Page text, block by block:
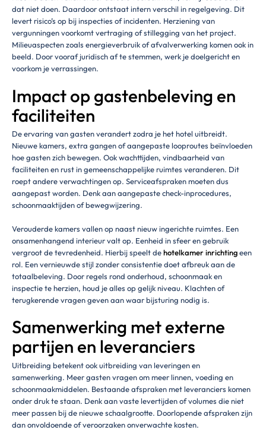
dat niet doen. Daardoor ontstaat intern verschil in regelgeving. Dit
levert risico’s op bij inspecties of incidenten. Herziening van
vergunningen voorkomt vertraging of stillegging van het project.
Milieuaspecten zoals energieverbruik of afvalverwerking komen ook in
beeld. Door vooraf juridisch af te stemmen, werk je doelgericht en
voorkom je verrassingen.
Impact op gastenbeleving en
faciliteiten
De ervaring van gasten verandert zodra je het hotel uitbreidt.
Nieuwe kamers, extra gangen of aangepaste looproutes beïnvloeden
hoe gasten zich bewegen. Ook wachttijden, vindbaarheid van
faciliteiten en rust in gemeenschappelijke ruimtes veranderen. Dit
roept andere verwachtingen op. Serviceafspraken moeten dus
aangepast worden. Denk aan aangepaste check-inprocedures,
schoonmaaktijden of bewegwijzering.
Verouderde kamers vallen op naast nieuw ingerichte ruimtes. Een
onsamenhangend interieur valt op. Eenheid in sfeer en gebruik
vergroot de tevredenheid. Hierbij speelt dehotelkamer inrichtingeen
rol. Een vernieuwde stijl zonder consistentie doet afbreuk aan de
totaalbeleving. Door regels rond onderhoud, schoonmaak en
inspectie te herzien, houd je alles op gelijk niveau. Klachten of
terugkerende vragen geven aan waar bijsturing nodig is.
Samenwerking met externe
partijen en leveranciers
Uitbreiding betekent ook uitbreiding van leveringen en
samenwerking. Meer gasten vragen om meer linnen, voeding en
schoonmaakmiddelen. Bestaande afspraken met leveranciers komen
onder druk te staan. Denk aan vaste levertijden of volumes die niet
meer passen bij de nieuwe schaalgrootte. Doorlopende afspraken zijn
dan onvoldoende of veroorzaken onverwachte kosten.